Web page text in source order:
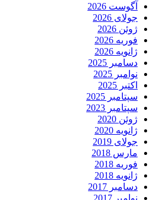
آگوست 2026
جولای 2026
ژوئن 2026
فوریه 2026
ژانویه 2026
دسامبر 2025
نوامبر 2025
اکتبر 2025
سپتامبر 2025
سپتامبر 2023
ژوئن 2020
ژانویه 2020
جولای 2019
مارس 2018
فوریه 2018
ژانویه 2018
دسامبر 2017
نوامبر 2017